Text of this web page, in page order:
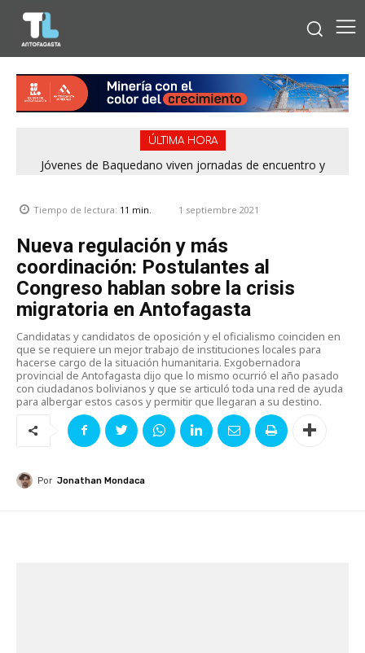
ÚLTIMA HORA
Jóvenes de Baquedano viven jornadas de encuentro y
Concejales piden adelantar gestiones por la playa La Chimba
Tiempo de lectura: 11 min. 1 septiembre 2021
Nueva regulación y más
coordinación: Postulantes al
Congreso hablan sobre la crisis
migratoria en Antofagasta
Candidatas y candidatos de oposición y el oficialismo coinciden en
que se requiere un mejor trabajo de instituciones locales para
hacerse cargo de la situación humanitaria. Exgobernadora
provincial de Antofagasta dijo que lo mismo ocurrió el año pasado
con ciudadanos bolivianos y que se articuló toda una red de ayuda
para albergar estos casos y permitir que llegaran a su destino.
Por Jonathan Mondaca